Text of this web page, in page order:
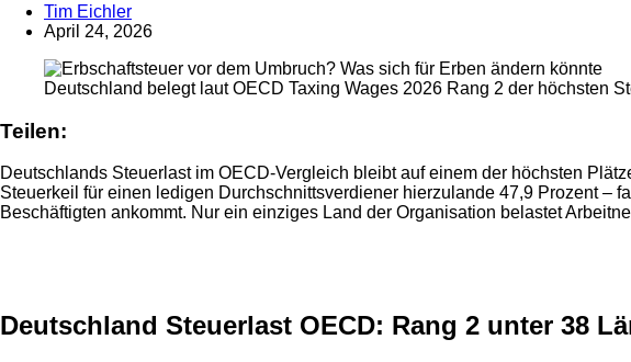
Tim Eichler
April 24, 2026
Deutschland belegt laut OECD Taxing Wages 2026 Rang 2 der höchsten
Teilen:
Deutschlands Steuerlast im OECD-Vergleich bleibt auf einem der höchsten
Steuerkeil für einen ledigen Durchschnittsverdiener hierzulande 47,9 Prozent –
Beschäftigten ankommt. Nur ein einziges Land der Organisation belastet
Deutschland Steuerlast OECD: Rang 2 unter 38